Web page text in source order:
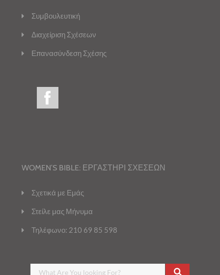
Συμβουλευτική
Διαχείριση Σχέσεων
Επανασύνδεση Σχέσης
WOMEN’S BIBLE: ΕΡΓΑΣΤΗΡΙ ΣΧΕΣΕΩΝ
Σχετικά με Εμάς
Στείλε μας Μήνυμα
Τηλέφωνο: 210 69 85 598